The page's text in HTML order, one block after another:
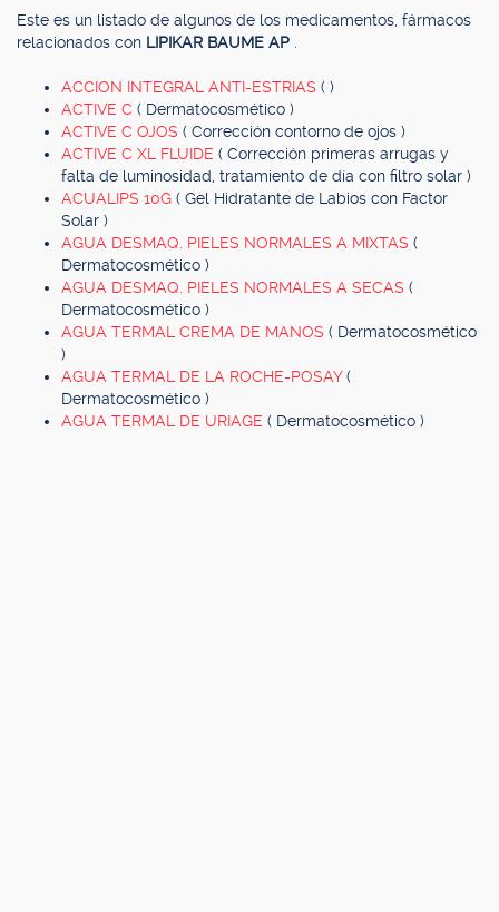
Este es un listado de algunos de los medicamentos, fármacos
relacionados con LIPIKAR BAUME AP
ACCION INTEGRAL ANTI-ESTRIAS ( )
ACTIVE C ( Dermatocosmético )
ACTIVE C OJOS ( Corrección contorno de ojos )
ACTIVE C XL FLUIDE ( Corrección primeras arrugas y
falta de luminosidad, tratamiento de día con filtro solar )
ACUALIPS 10G ( Gel Hidratante de Labios con Factor
Solar )
AGUA DESMAQ. PIELES NORMALES A MIXTAS (
Dermatocosmético )
AGUA DESMAQ. PIELES NORMALES A SECAS (
Dermatocosmético )
AGUA TERMAL CREMA DE MANOS ( Dermatocosmético
)
AGUA TERMAL DE LA ROCHE-POSAY(
Dermatocosmético )
AGUA TERMAL DE URIAGE ( Dermatocosmético )